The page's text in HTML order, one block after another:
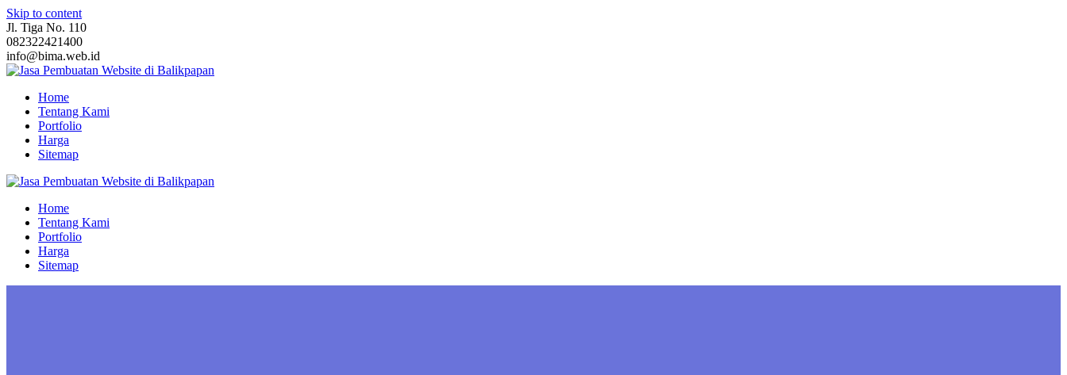
Skip to content
Jl. Tiga No. 110
082322421400
info@bima.web.id
Home
Tentang Kami
Portfolio
Harga
Sitemap
Home
Tentang Kami
Portfolio
Harga
Sitemap